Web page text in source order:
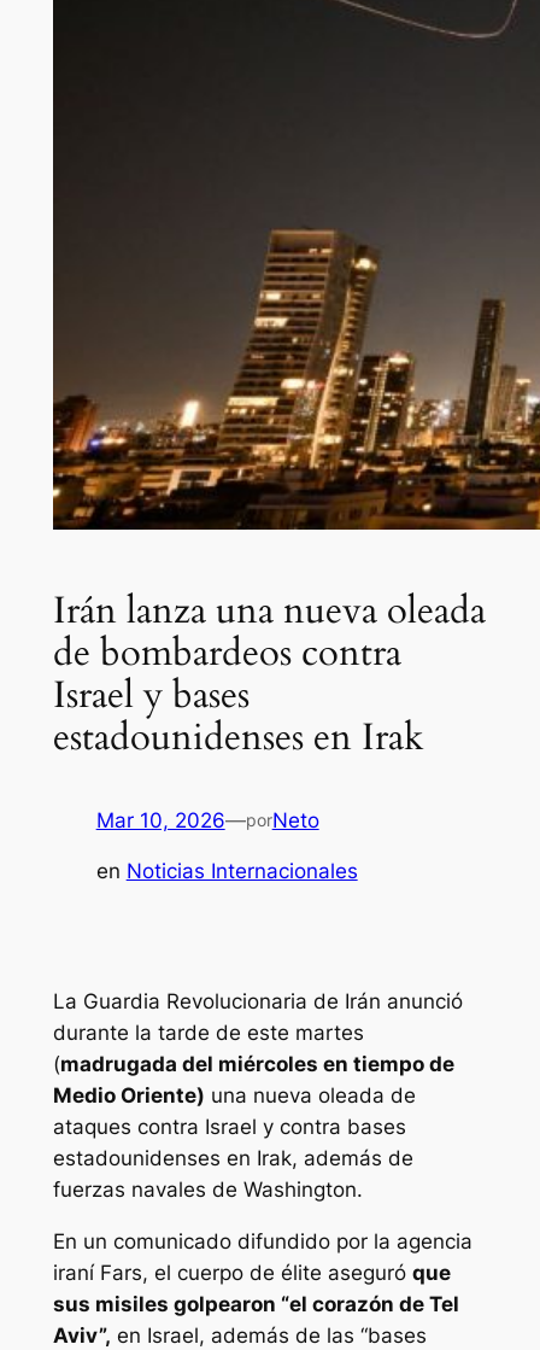
Irán lanza una nueva oleada
de bombardeos contra
Israel y bases
estadounidenses en Irak
Mar 10, 2026—porNeto
en Noticias Internacionales
La Guardia Revolucionaria de Irán anunció
durante la tarde de este martes
(madrugada del miércoles en tiempo de
Medio Oriente) una nueva oleada de
ataques contra Israel y contra bases
estadounidenses en Irak, además de
fuerzas navales de Washington.
En un comunicado difundido por la agencia
iraní Fars, el cuerpo de élite aseguró que
sus misiles golpearon “el corazón de Tel
Aviv”, en Israel, además de las “bases